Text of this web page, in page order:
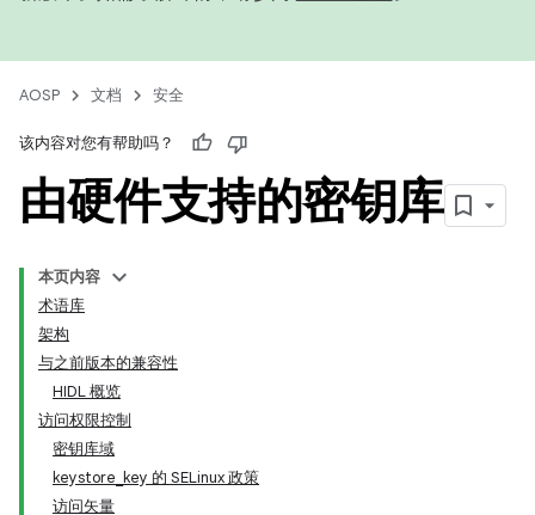
AOSP 文档 安全
该内容对您有帮助吗？
由硬件支持的密钥库
本页内容
术语库
架构
与之前版本的兼容性
HIDL 概览
访问权限控制
密钥库域
keystore_key 的 SELinux 政策
访问矢量